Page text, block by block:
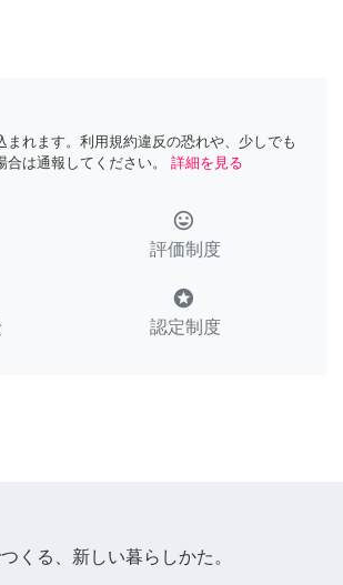
れます。利用規約違反の恐れや、少しでも
は通報してください。
詳細を見る
tag_faces
評価制度
stars
認定制度
くる、新しい暮らしかた。